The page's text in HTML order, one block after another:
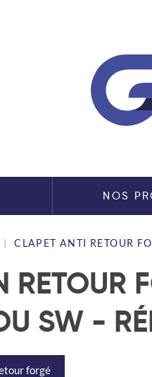
NOS
CLAPET ANTI RETOUR
RETOUR
SW -
forgé